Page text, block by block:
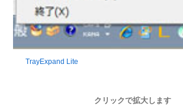
TrayExpand Lite
クリックで拡大します